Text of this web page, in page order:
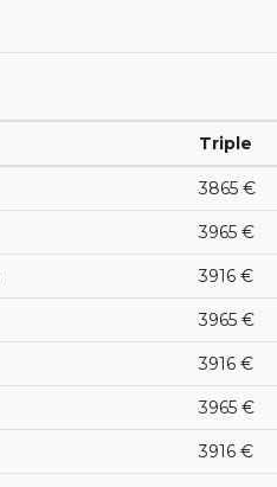
Triple
3865 €
3965 €
3916 €
3965 €
3916 €
3965 €
3916 €